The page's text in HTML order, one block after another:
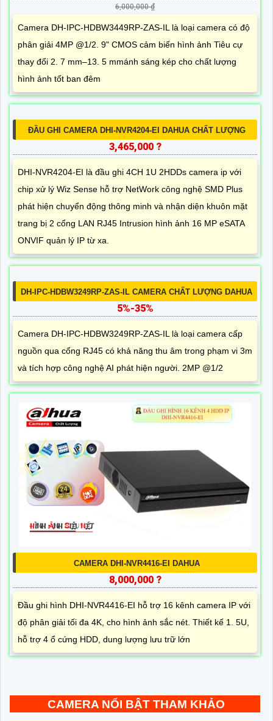
6,000,000 ₫
Camera DH-IPC-HDBW3449RP-ZAS-IL là loại camera có độ
phân giải 4MP @1/2. 9" CMOS cảm biến hình ảnh Tiêu cự
thay đổi 2. 7 mm–13. 5 mmánh sáng kép cho chất lượng
hình ảnh tốt ban đêm
ĐẦU GHI CAMERA DHI-NVR4204-EI DAHUA CHẤT LƯỢNG
3,465,000 ?
DHI-NVR4204-EI là đầu ghi 4CH 1U 2HDDs camera ip với
chip xử lý Wiz Sense hỗ trợ NetWork công nghệ SMD Plus
phát hiện chuyển động thông minh và nhận diện khuôn mặt
trang bị 2 cổng LAN RJ45 Intrusion hình ảnh 16 MP eSATA
ONVIF quản lý IP từ xa.
DH-IPC-HDBW3249RP-ZAS-IL CAMERA CHẤT LƯỢNG DAHUA
5%-35%
Camera DH-IPC-HDBW3249RP-ZAS-IL là loại camera cấp
nguồn qua cổng RJ45 có khả năng thu âm trong phạm vi 3m
và tích hợp công nghệ AI phát hiện người. 2MP @1/2
CAMERA DHI-NVR4416-EI DAHUA
8,000,000 ?
Đầu ghi hình DHI-NVR4416-EI hỗ trợ 16 kênh camera IP với
độ phân giải tối đa 4K, cho hình ảnh sắc nét. Thiết kế 1. 5U,
hỗ trợ 4 ổ cứng HDD, dung lượng lưu trữ lớn
CAMERA NỔI BẬT THAM KHẢO